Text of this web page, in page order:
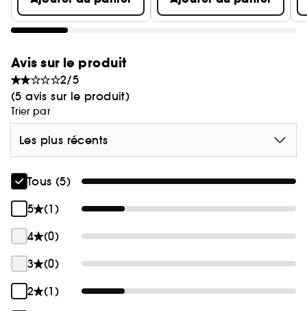
Avis sur le produit
2/5
(5 avis sur le produit)
Trier par
Les plus récents
Tous (5)
5
(1)
4
(0)
3
(0)
2
(1)